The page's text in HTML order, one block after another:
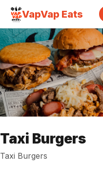
VapVap Eats
Taxi Burgers
Taxi Burgers